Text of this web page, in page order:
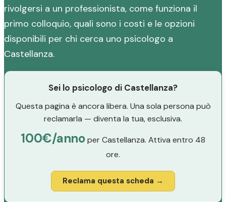
rivolgersi a un professionista, come funziona il
primo colloquio, quali sono i costi e le opzioni
disponibili per chi cerca uno psicologo a
Castellanza.
Sei lo psicologo di Castellanza?
Questa pagina è ancora libera. Una sola persona può
reclamarla — diventa la tua, esclusiva.
100€/annoper Castellanza. Attiva entro 48
ore.
Reclama questa scheda →